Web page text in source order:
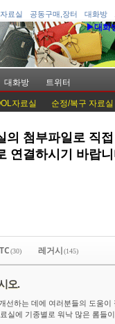
자료실 공동구매,장터 대화방
▶대화
대화방 트위터
자료실 순정/복구 자료실
첨부파일로 직
연결하시기 바랍
(30) 레거시(145)
오.
선하는 데에 여러분들의 도움
실에 기종별로 워낙 많은 롬들